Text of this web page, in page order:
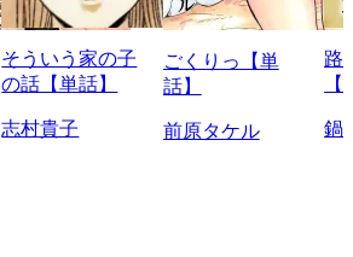
そういう家の子
の話【単話】
志村貴子
ごくりっ【単
話】
前原タケル
路
鍋